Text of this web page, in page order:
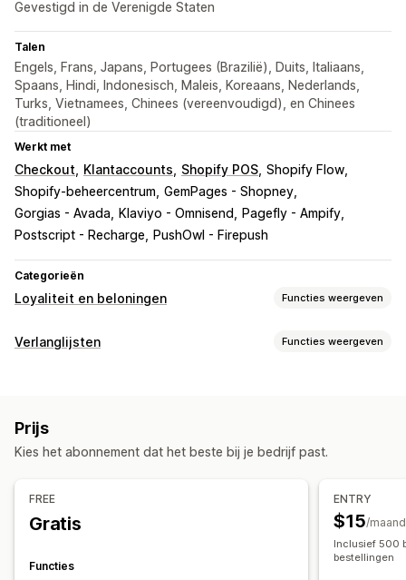
Gevestigd in de Verenigde Staten
Talen
Engels, Frans, Japans, Portugees (Brazilië), Duits, Italiaans,
Spaans, Hindi, Indonesisch, Maleis, Koreaans, Nederlands,
Turks, Vietnamees, Chinees (vereenvoudigd), en Chinees
(traditioneel)
Werkt met
Checkout Klantaccounts Shopify POS Shopify Flow
Shopify-beheercentrum GemPages - Shopney
Gorgias - Avada
Klaviyo - Omnisend
Pagefly - Ampify
Postscript - Recharge
PushOwl - Firepush
Categorieën
Loyaliteit en beloningen Functies weergeven
Soorten programma's
Programma's op maat
Punten
Cadeaubonnen
Winkeltegoed
Badges
Donaties
Verlanglijsten Functies weergeven
Online register
Opslaan voor later Verlanglijst gasten
Links delen
Aan winkelwagen toevoegen
Prijs
Kies het abonnement dat het beste bij je bedrijf past.
FREE
Gratis
Functies
ENTRY
$15/maand
Inclusief 500
bestellingen